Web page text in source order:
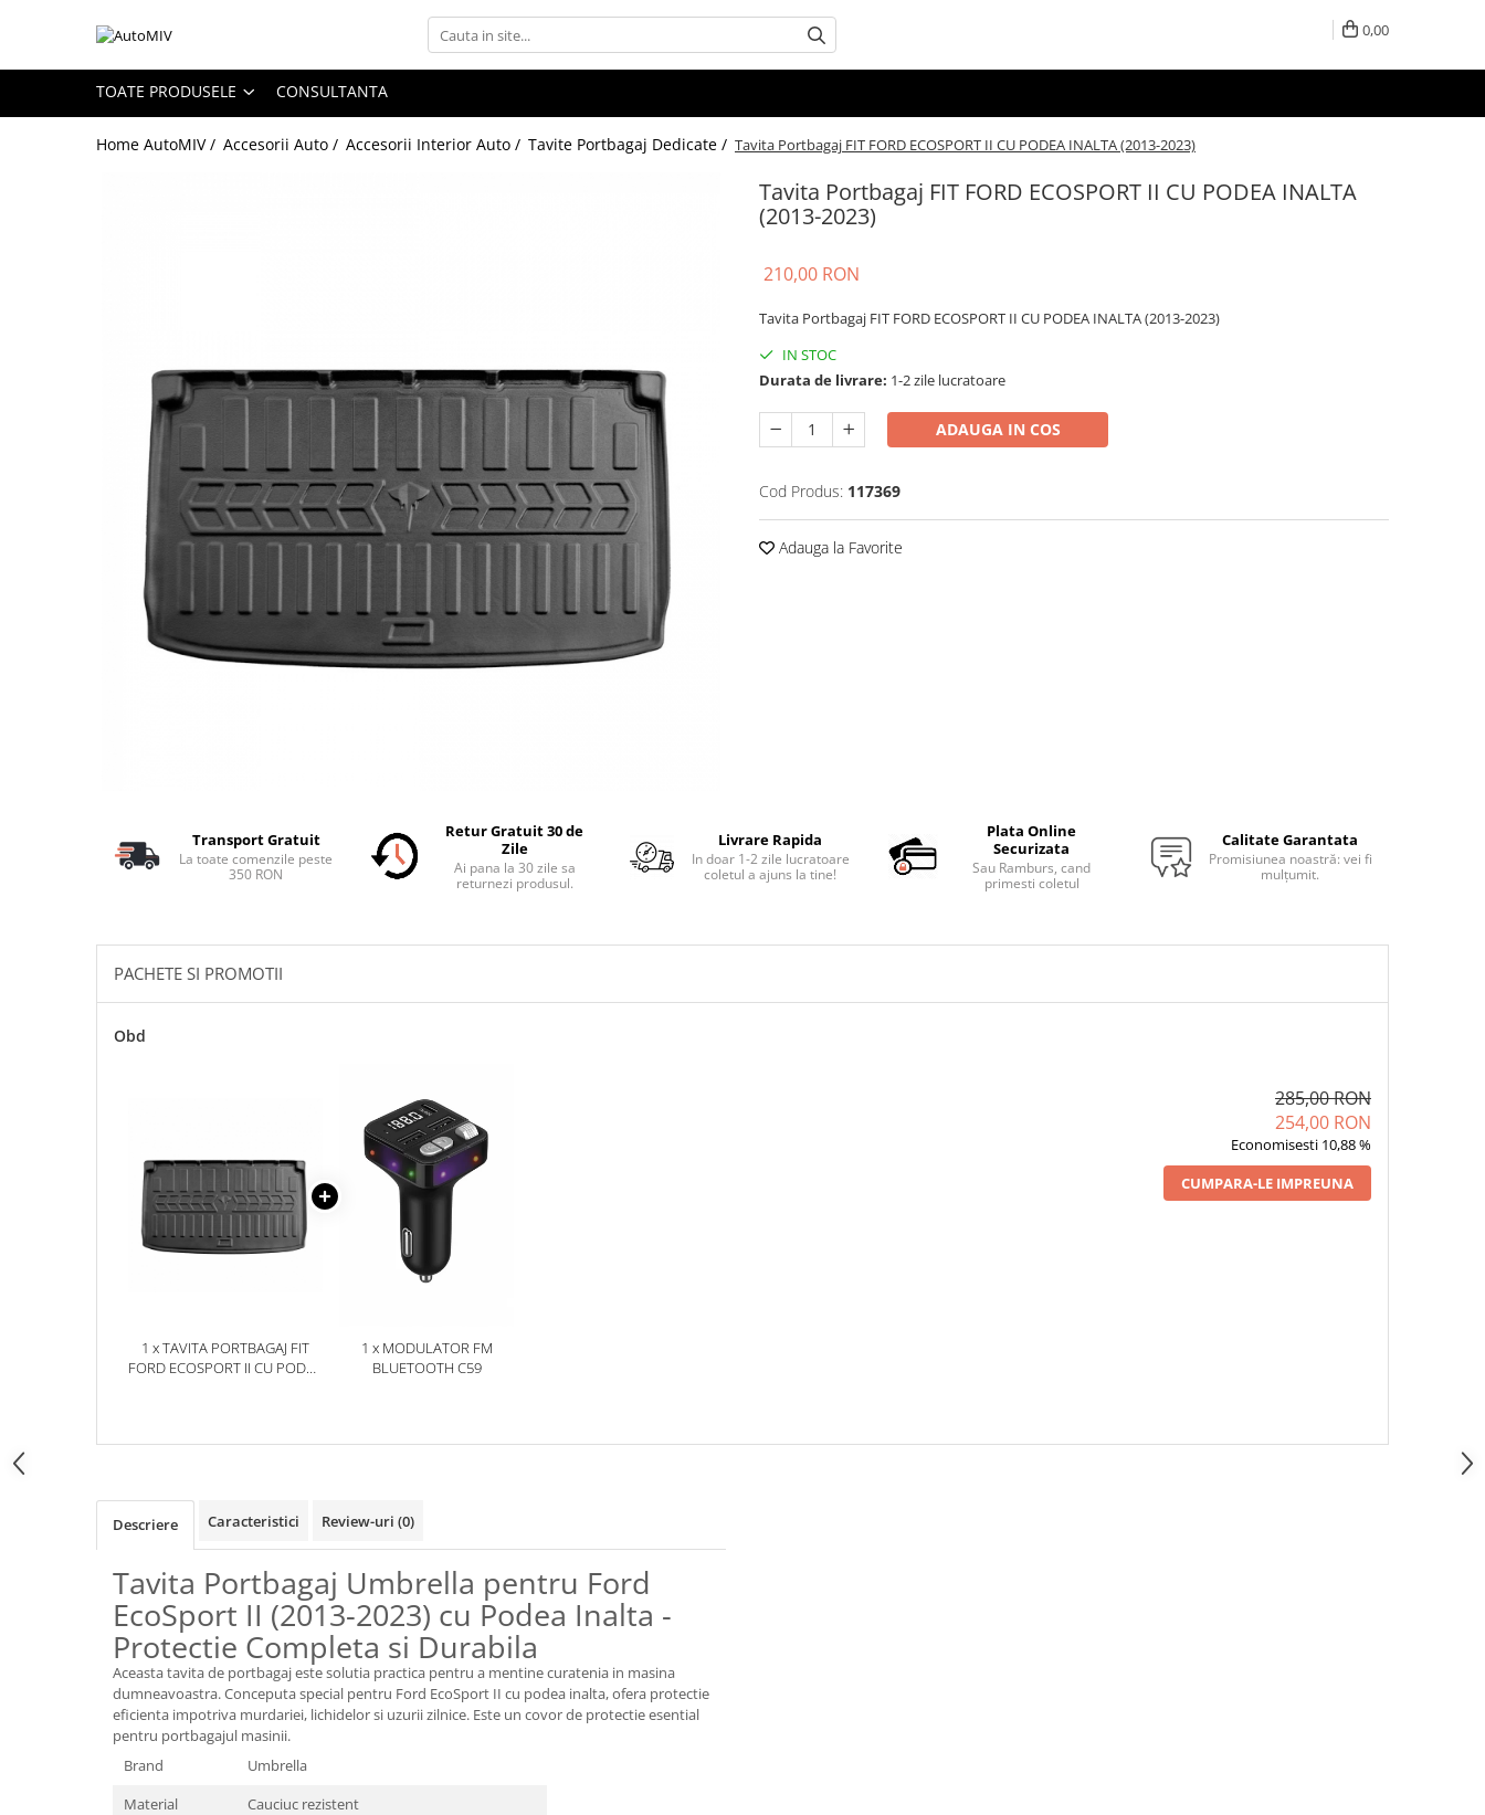
Toate Produsele
Oferta Saptamanii
Buton Clapeta Rezervor
Alte Butoane/Comutatoare
Butoane Semnalizare
Schimbatoare Viteze
Accesorii Auto Exterior
Husa Auto / Prelata Auto
Paravanturi Auto / Deflectoare Aer
Tavite Portbagaj Dedicate
Covorase Auto/ Presuri Auto
Carcasa Cheie
Accesorii Electronice Auto
Incarcatoare Auto
Organizatoare Auto
Amortizoare Capota
Pompa Spalator Parbriz
Accesorii Camioane
Lampi si Proiectoare Camion
Marcaje si Echipamente de
Accesorii Cabina Camion
Echipamente Electrice si
Echipamente ADR si Utilitare
Uleiuri si Lichide Auto
0,00
TOATE PRODUSELE CONSULTANTA
Home AutoMIV / Accesorii Auto / Accesorii Interior Auto / Tavite Portbagaj Dedicate / Tavita Portbagaj FIT FORD ECOSPORT II CU PODEA INALTA (2013-2023)
Tavita Portbagaj FIT FORD ECOSPORT II CU PODEA INALTA
(2013-2023)
210,00 RON
Tavita Portbagaj FIT FORD ECOSPORT II CU PODEA INALTA (2013-2023)
IN STOC
Durata de livrare: 1-2 zile lucratoare
ADAUGA IN COS
Cod Produs: 117369
Adauga la Favorite
Transport Gratuit
La toate comenzile peste
350 RON
Retur Gratuit 30 de
Zile
Ai pana la 30 zile sa
returnezi produsul.
Livrare Rapida
In doar 1-2 zile lucratoare
coletul a ajuns la tine!
Plata Online
Securizata
Sau Ramburs, cand
primesti coletul
Calitate Garantata
Promisiunea noastră: vei fi
mulțumit.
PACHETE SI PROMOTII
Obd
1 x TAVITA PORTBAGAJ FIT
FORD ECOSPORT II CU PODEA
1 x MODULATOR FM
BLUETOOTH C59
285,00 RON
254,00 RON
Economisesti 10,88 %
CUMPARA-LE IMPREUNA
Descriere Caracteristici Review-uri (0)
Tavita Portbagaj Umbrella pentru Ford
EcoSport II (2013-2023) cu Podea Inalta -
Protectie Completa si Durabila
Aceasta tavita de portbagaj este solutia practica pentru a mentine curatenia in masina
dumneavoastra. Conceputa special pentru Ford EcoSport II cu podea inalta, ofera protectie
eficienta impotriva murdariei, lichidelor si uzurii zilnice. Este un covor de protectie esential
pentru portbagajul masinii.
Brand
Umbrella
Material
Cauciuc rezistent